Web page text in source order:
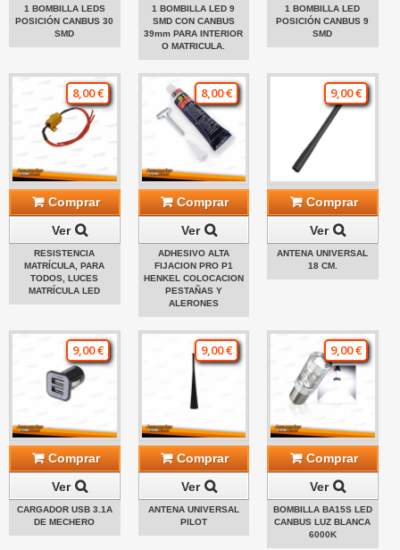
1 BOMBILLA LEDS
POSICIÓN CANBUS 30
SMD
1 BOMBILLA LED 9
SMD CON CANBUS
39mm PARA INTERIOR
O MATRICULA.
1 BOMBILLA LED
POSICIÓN CANBUS 9
SMD
8,00 €
Comprar
Ver
RESISTENCIA
MATRÍCULA, PARA
TODOS, LUCES
MATRÍCULA LED
8,00 €
Comprar
Ver
ADHESIVO ALTA
FIJACION PRO P1
HENKEL COLOCACION
PESTAÑAS Y
ALERONES
9,00 €
Comprar
Ver
ANTENA UNIVERSAL
18 CM.
9,00 €
Comprar
Ver
CARGADOR USB 3.1A
DE MECHERO
9,00 €
Comprar
Ver
ANTENA UNIVERSAL
PILOT
9,00 €
Comprar
Ver
BOMBILLA BA15S LED
CANBUS LUZ BLANCA
6000K